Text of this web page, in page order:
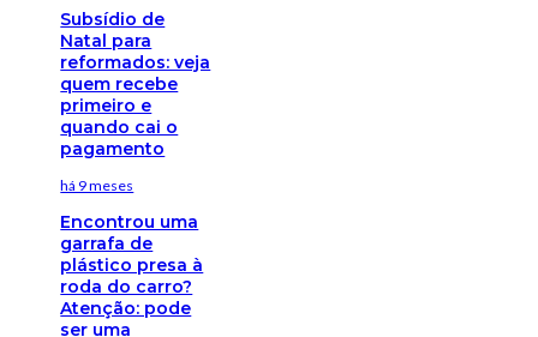
Subsídio de
Natal para
reformados: veja
quem recebe
primeiro e
quando cai o
pagamento
há 9 meses
Encontrou uma
garrafa de
plástico presa à
roda do carro?
Atenção: pode
ser uma